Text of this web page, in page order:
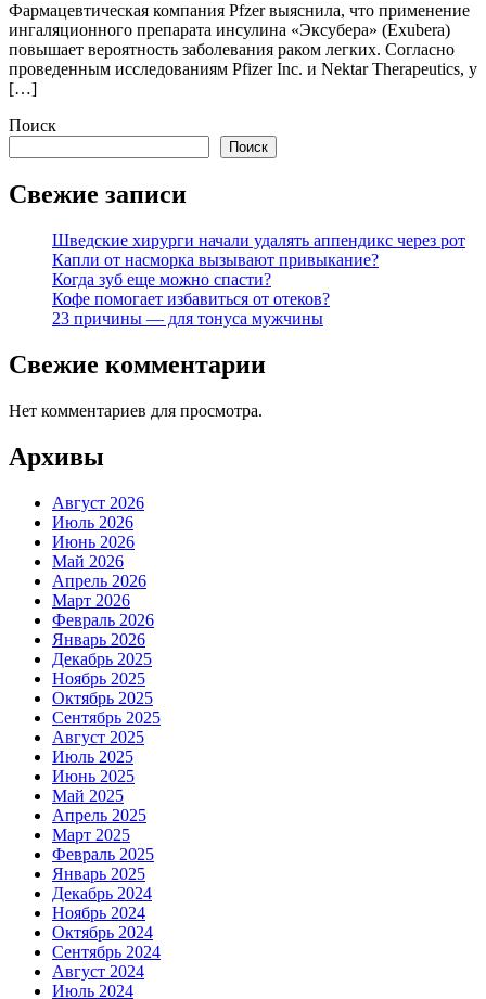
Фармацевтическая компания Pfzer выяснила, что применение
ингаляционного препарата инсулина «Эксубера» (Exubera)
повышает вероятность заболевания раком легких. Согласно
проведенным исследованиям Pfizer Inc. и Nektar Therapeutics, у
[…]
Поиск
Поиск
Свежие записи
Шведские хирурги начали удалять аппендикс через рот
Капли от насморка вызывают привыкание?
Когда зуб еще можно спасти?
Кофе помогает избавиться от отеков?
23 причины — для тонуса мужчины
Свежие комментарии
Нет комментариев для просмотра.
Архивы
Август 2026
Июль 2026
Июнь 2026
Май 2026
Апрель 2026
Март 2026
Февраль 2026
Январь 2026
Декабрь 2025
Ноябрь 2025
Октябрь 2025
Сентябрь 2025
Август 2025
Июль 2025
Июнь 2025
Май 2025
Апрель 2025
Март 2025
Февраль 2025
Январь 2025
Декабрь 2024
Ноябрь 2024
Октябрь 2024
Сентябрь 2024
Август 2024
Июль 2024